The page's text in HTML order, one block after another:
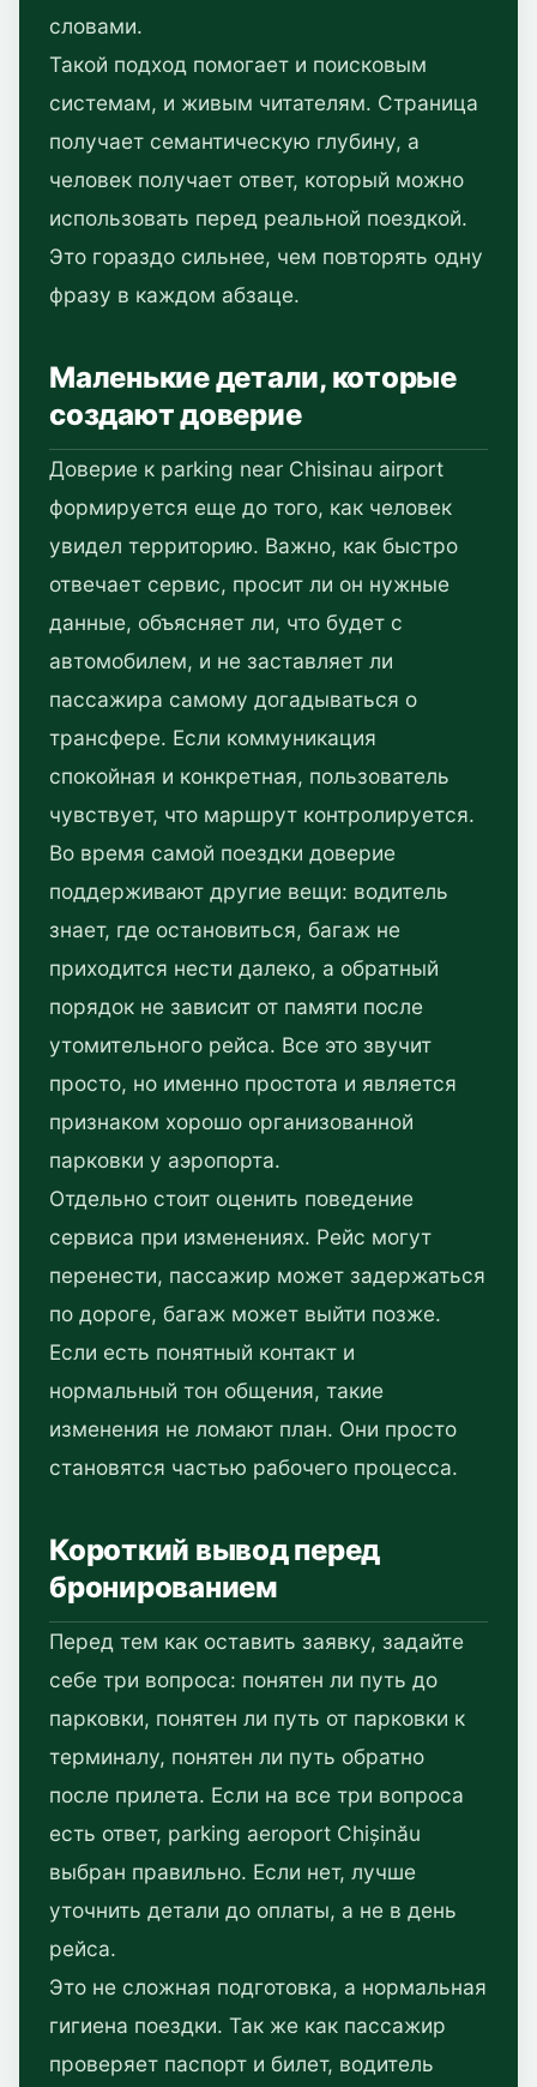
словами.
Такой подход помогает и поисковым
системам, и живым читателям. Страница
получает семантическую глубину, а
человек получает ответ, который можно
использовать перед реальной поездкой.
Это гораздо сильнее, чем повторять одну
фразу в каждом абзаце.
Маленькие детали, которые
создают доверие
Доверие к parking near Chisinau airport
формируется еще до того, как человек
увидел территорию. Важно, как быстро
отвечает сервис, просит ли он нужные
данные, объясняет ли, что будет с
автомобилем, и не заставляет ли
пассажира самому догадываться о
трансфере. Если коммуникация
спокойная и конкретная, пользователь
чувствует, что маршрут контролируется.
Во время самой поездки доверие
поддерживают другие вещи: водитель
знает, где остановиться, багаж не
приходится нести далеко, а обратный
порядок не зависит от памяти после
утомительного рейса. Все это звучит
просто, но именно простота и является
признаком хорошо организованной
парковки у аэропорта.
Отдельно стоит оценить поведение
сервиса при изменениях. Рейс могут
перенести, пассажир может задержаться
по дороге, багаж может выйти позже.
Если есть понятный контакт и
нормальный тон общения, такие
изменения не ломают план. Они просто
становятся частью рабочего процесса.
Короткий вывод перед
бронированием
Перед тем как оставить заявку, задайте
себе три вопроса: понятен ли путь до
парковки, понятен ли путь от парковки к
терминалу, понятен ли путь обратно
после прилета. Если на все три вопроса
есть ответ, parking aeroport Chișinău
выбран правильно. Если нет, лучше
уточнить детали до оплаты, а не в день
рейса.
Это не сложная подготовка, а нормальная
гигиена поездки. Так же как пассажир
проверяет паспорт и билет, водитель